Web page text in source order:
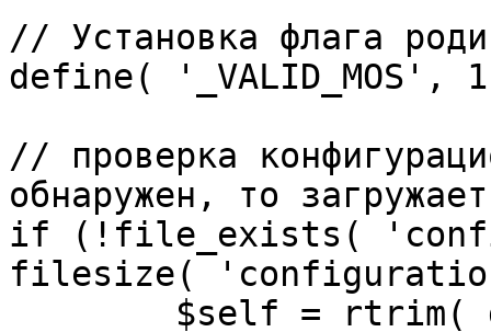
// Установка флага
define( '_VALID_MOS',
// проверка
обнаружен, то
if (!file_exists(
filesize(